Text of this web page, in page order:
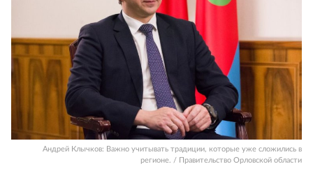
Андрей Клычков: Важно учитывать традиции, которые уже сложились в
регионе. / Правительство Орловской области